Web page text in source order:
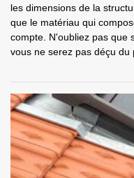
les dimensions de la
que le matériau qui
compte. N'oubliez pas que
vous ne serez pas déçu du